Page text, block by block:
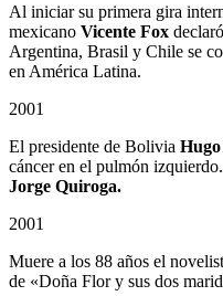
Al iniciar su primera gira
mexicano Vicente Fox
Argentina, Brasil y Chile se
en América Latina.
2001
El presidente de Bolivia
cáncer en el pulmón
Jorge Quiroga.
2001
Muere a los 88 años el
de «Doña Flor y sus dos